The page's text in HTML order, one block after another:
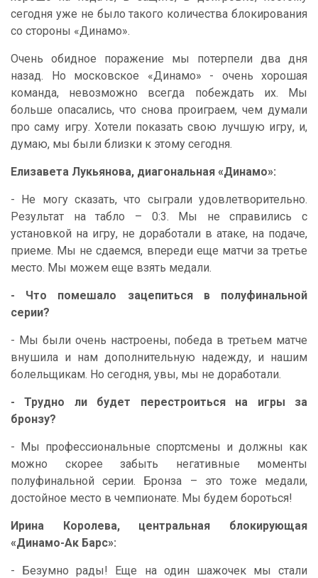
сегодня уже не было такого количества блокирования
со стороны «Динамо».
Очень обидное поражение мы потерпели два дня
назад. Но московское «Динамо» - очень хорошая
команда, невозможно всегда побеждать их. Мы
больше опасались, что снова проиграем, чем думали
про саму игру. Хотели показать свою лучшую игру, и,
думаю, мы были близки к этому сегодня.
Елизавета Лукьянова, диагональная «Динамо»:
- Не могу сказать, что сыграли удовлетворительно.
Результат на табло – 0:3. Мы не справились с
установкой на игру, не доработали в атаке, на подаче,
приеме. Мы не сдаемся, впереди еще матчи за третье
место. Мы можем еще взять медали.
- Что помешало зацепиться в полуфинальной
серии?
- Мы были очень настроены, победа в третьем матче
внушила и нам дополнительную надежду, и нашим
болельщикам. Но сегодня, увы, мы не доработали.
- Трудно ли будет перестроиться на игры за
бронзу?
- Мы профессиональные спортсмены и должны как
можно скорее забыть негативные моменты
полуфинальной серии. Бронза – это тоже медали,
достойное место в чемпионате. Мы будем бороться!
Ирина Королева, центральная блокирующая
«Динамо-Ак Барс»:
- Безумно рады! Еще на один шажочек мы стали